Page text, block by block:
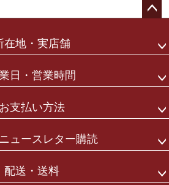
在地・実店舗
日・営業時間
お支払い方法
ュースレター購読
配送・送料